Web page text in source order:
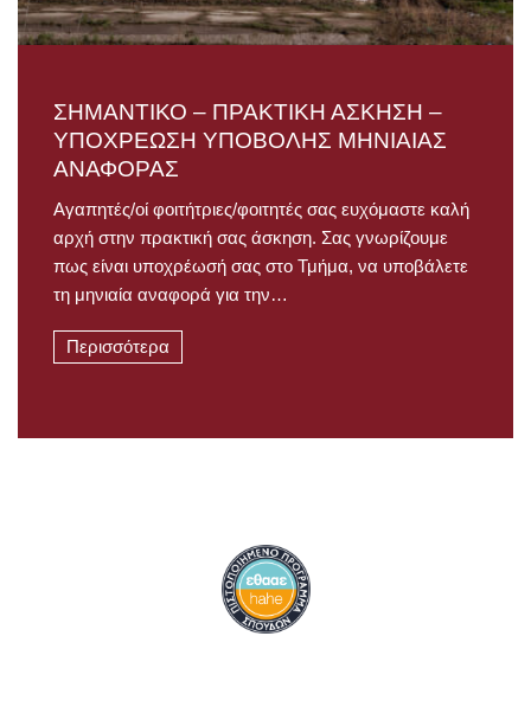
ΣΗΜΑΝΤΙΚΟ – ΠΡΑΚΤΙΚΗ ΑΣΚΗΣΗ –
ΥΠΟΧΡΕΩΣΗ ΥΠΟΒΟΛΗΣ ΜΗΝΙΑΙΑΣ
ΑΝΑΦΟΡΑΣ
Αγαπητές/οί φοιτήτριες/φοιτητές σας ευχόμαστε καλή
αρχή στην πρακτική σας άσκηση. Σας γνωρίζουμε
πως είναι υποχρέωσή σας στο Τμήμα, να υποβάλετε
τη μηνιαία αναφορά για την…
Περισσότερα